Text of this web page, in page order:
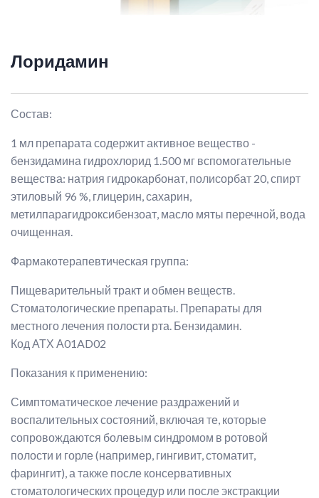
Лоридамин
Состав:
1 мл препарата содержит активное вещество -
бензидамина гидрохлорид 1.500 мг вспомогательные
вещества: натрия гидрокарбонат, полисорбат 20, спирт
этиловый 96 %, глицерин, сахарин,
метилпарагидроксибензоат, масло мяты перечной, вода
очищенная.
Фармакотерапевтическая группа:
Пищеварительный тракт и обмен веществ.
Стоматологические препараты. Препараты для
местного лечения полости рта. Бензидамин.
Код АТХ А01AD02
Показания к применению:
Симптоматическое лечение раздражений и
воспалительных состояний, включая те, которые
сопровождаются болевым синдромом в ротовой
полости и горле (например, гингивит, стоматит,
фарингит), а также после консервативных
стоматологических процедур или после экстракции